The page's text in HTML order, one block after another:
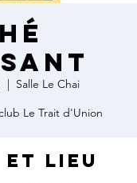
  |
Salle Le Chai
Le Trait d'Union
et lieu